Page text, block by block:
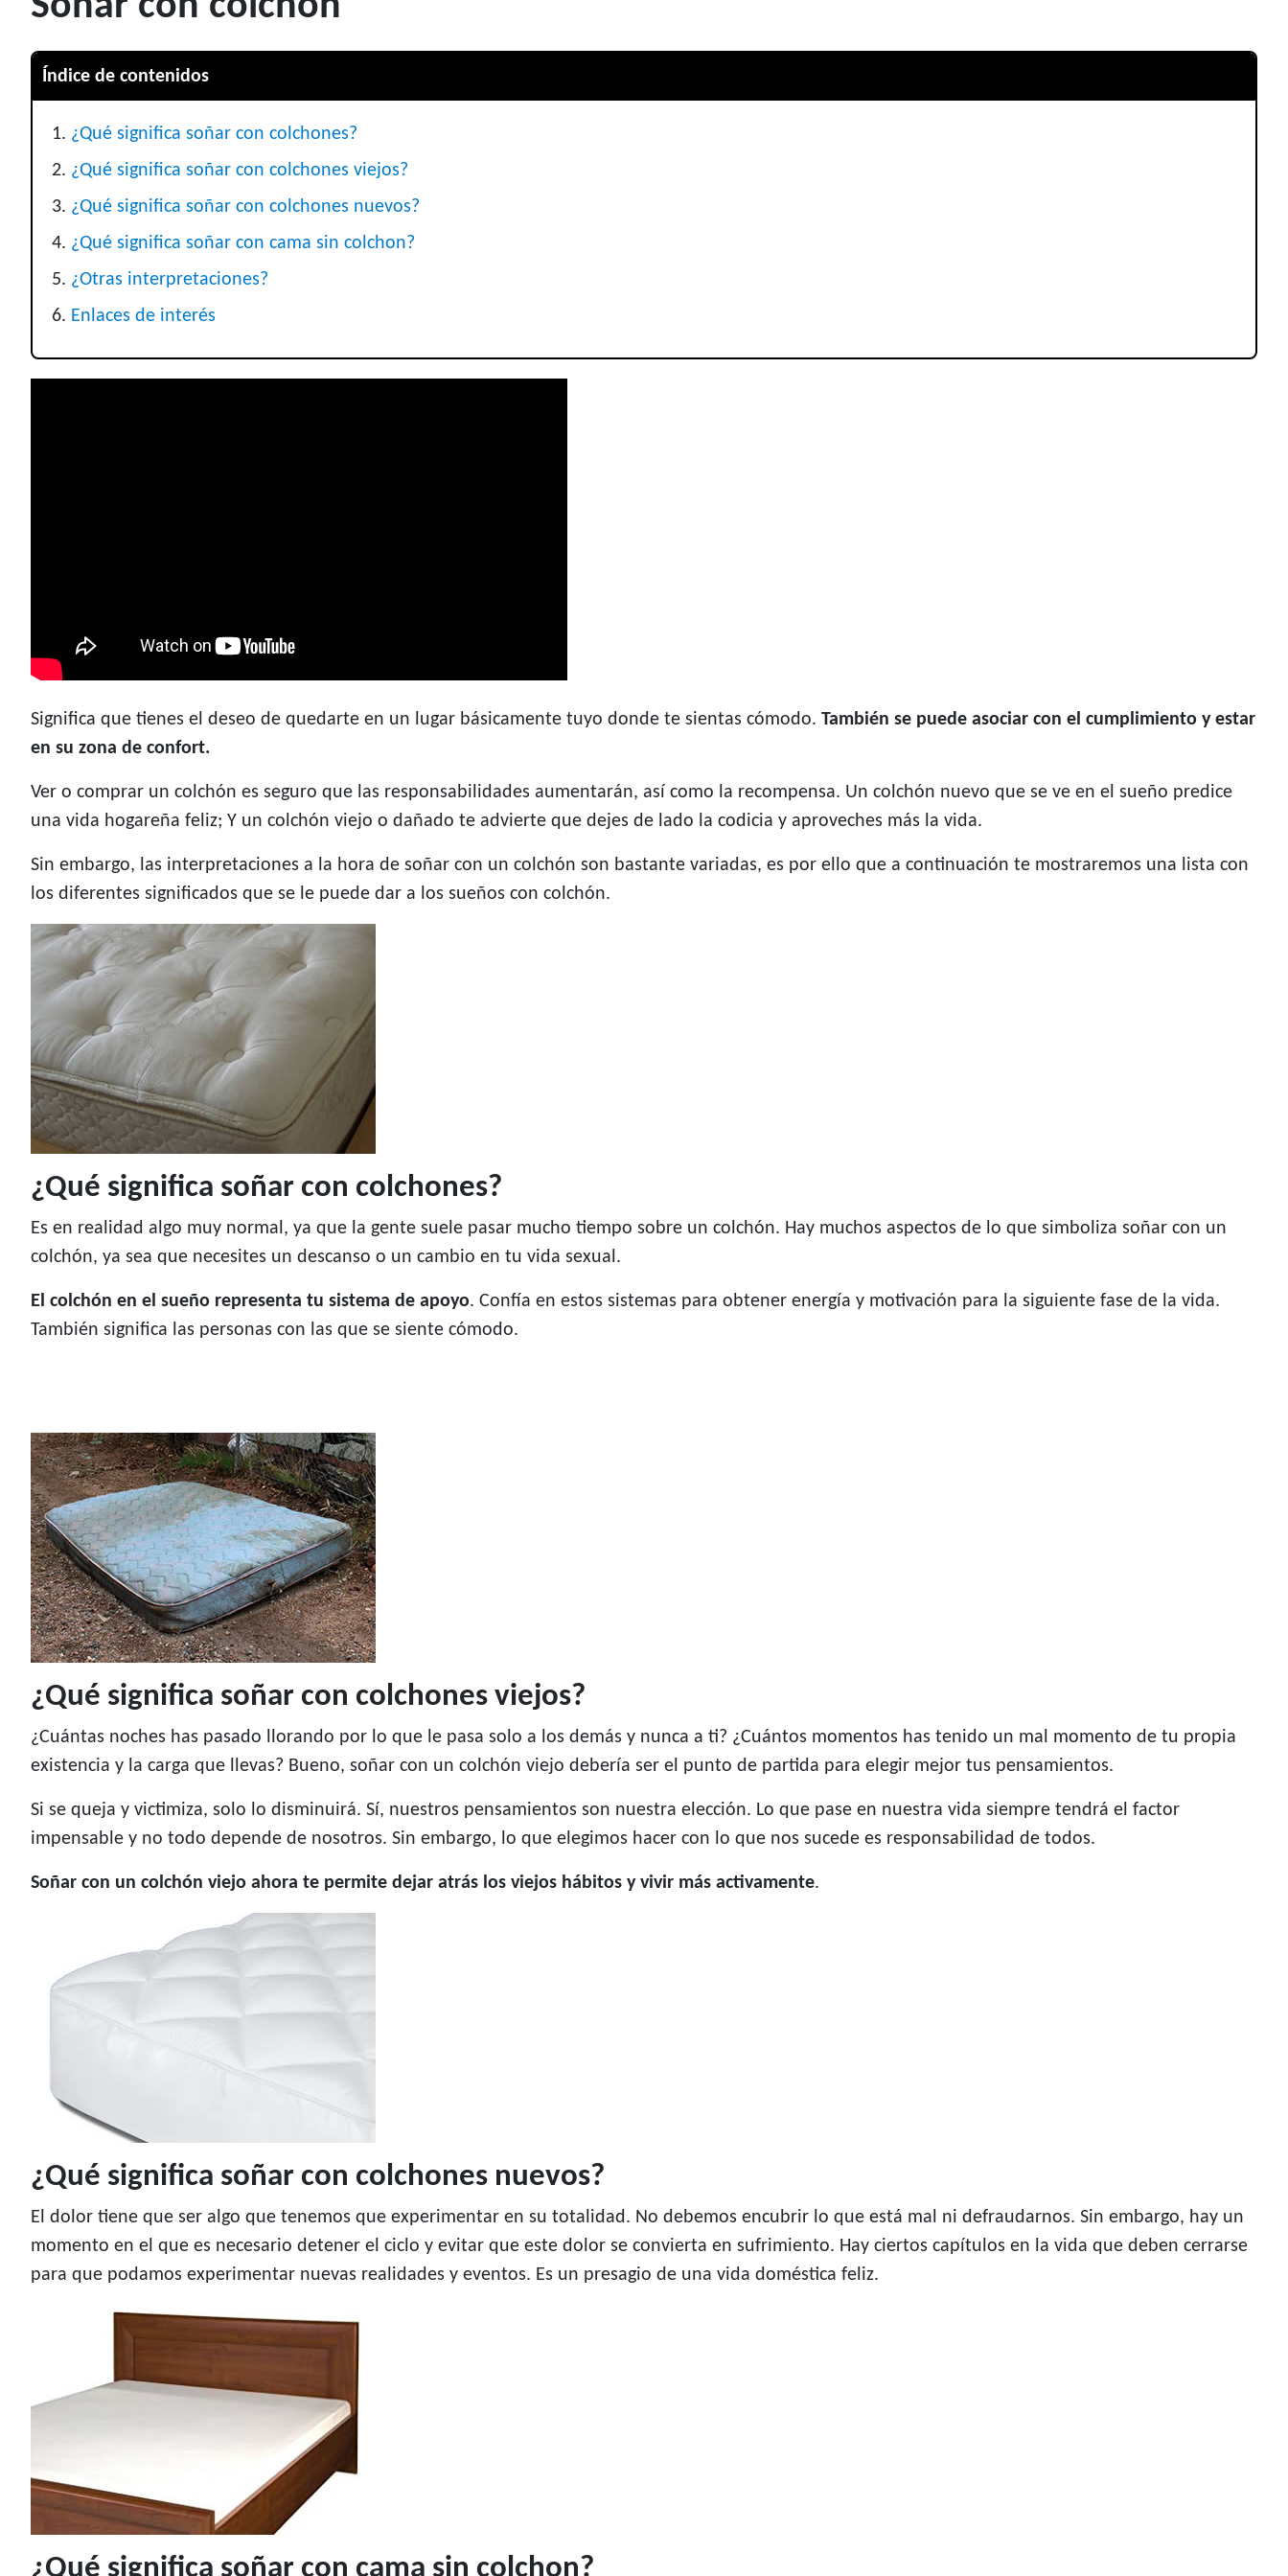
Índice de contenidos
¿Qué significa soñar con colchones?
¿Qué significa soñar con colchones viejos?
¿Qué significa soñar con colchones nuevos?
¿Qué significa soñar con cama sin colchon?
¿Otras interpretaciones?
Enlaces de interés
Significa que tienes el deseo de quedarte en un lugar básicamente tuyo donde te sientas cómodo. También se puede asociar con el cumplimiento y estar
en su zona de confort.
Ver o comprar un colchón es seguro que las responsabilidades aumentarán, así como la recompensa. Un colchón nuevo que se ve en el sueño predice
una vida hogareña feliz; Y un colchón viejo o dañado te advierte que dejes de lado la codicia y aproveches más la vida.
Sin embargo, las interpretaciones a la hora de soñar con un colchón son bastante variadas, es por ello que a continuación te mostraremos una lista con
los diferentes significados que se le puede dar a los sueños con colchón.
¿Qué significa soñar con colchones?
Es en realidad algo muy normal, ya que la gente suele pasar mucho tiempo sobre un colchón. Hay muchos aspectos de lo que simboliza soñar con un
colchón, ya sea que necesites un descanso o un cambio en tu vida sexual.
El colchón en el sueño representa tu sistema de apoyo. Confía en estos sistemas para obtener energía y motivación para la siguiente fase de la vida.
También significa las personas con las que se siente cómodo.
¿Qué significa soñar con colchones viejos?
¿Cuántas noches has pasado llorando por lo que le pasa solo a los demás y nunca a ti? ¿Cuántos momentos has tenido un mal momento de tu propia
existencia y la carga que llevas? Bueno, soñar con un colchón viejo debería ser el punto de partida para elegir mejor tus pensamientos.
Si se queja y victimiza, solo lo disminuirá. Sí, nuestros pensamientos son nuestra elección. Lo que pase en nuestra vida siempre tendrá el factor
impensable y no todo depende de nosotros. Sin embargo, lo que elegimos hacer con lo que nos sucede es responsabilidad de todos.
Soñar con un colchón viejo ahora te permite dejar atrás los viejos hábitos y vivir más activamente.
¿Qué significa soñar con colchones nuevos?
El dolor tiene que ser algo que tenemos que experimentar en su totalidad. No debemos encubrir lo que está mal ni defraudarnos. Sin embargo, hay un
momento en el que es necesario detener el ciclo y evitar que este dolor se convierta en sufrimiento. Hay ciertos capítulos en la vida que deben cerrarse
para que podamos experimentar nuevas realidades y eventos. Es un presagio de una vida doméstica feliz.
¿Qué significa soñar con cama sin colchon?